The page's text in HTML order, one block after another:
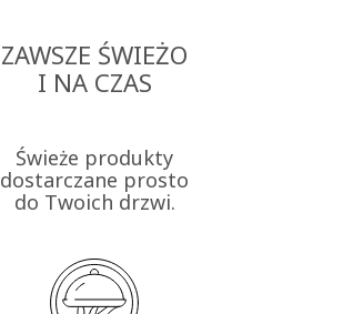
ZAWSZE ŚWIEŻO
I NA CZAS
Świeże produkty
dostarczane prosto
do Twoich drzwi.